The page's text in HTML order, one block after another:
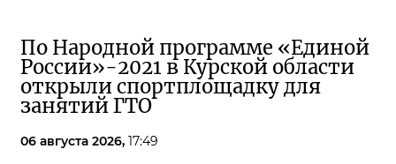
По Народной программе «Единой
России»-2021 в Курской области
открыли спортплощадку для
занятий ГТО
06 августа 2026, 17:49